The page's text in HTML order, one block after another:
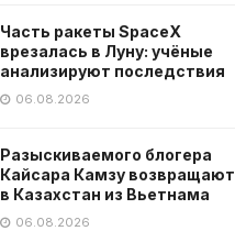
Часть ракеты SpaceX
врезалась в Луну: учёные
анализируют последствия
06.08.2026
Разыскиваемого блогера
Кайсара Камзу возвращают
в Казахстан из Вьетнама
06.08.2026